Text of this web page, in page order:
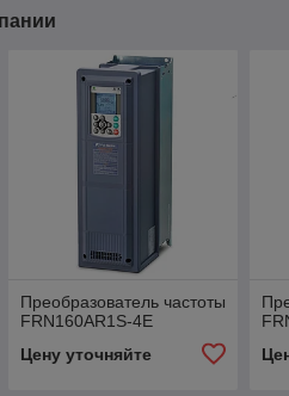
Преобразователь частоты
FRN160AR1S-4E
Цену уточняйте